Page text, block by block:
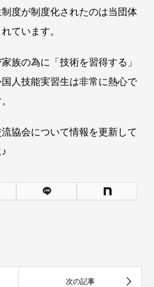
度が制度化されたのは当団体
ています。
族の為に「技術を習得する」
人技能実習生は非常に熱心で
協会について情報を更新して